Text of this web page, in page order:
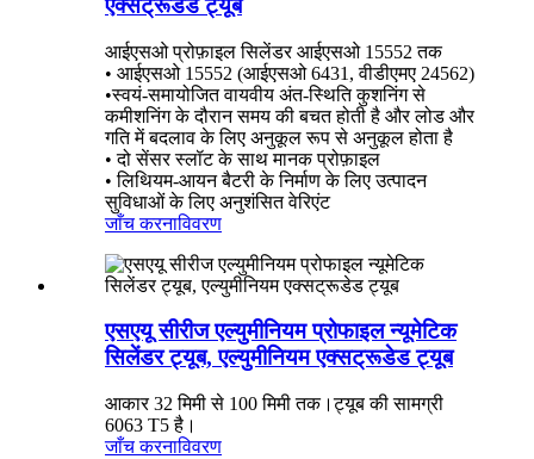
एक्सट्रूडेड ट्यूब
आईएसओ प्रोफ़ाइल सिलेंडर आईएसओ 15552 तक
• आईएसओ 15552 (आईएसओ 6431, वीडीएमए 24562)
•स्वयं-समायोजित वायवीय अंत-स्थिति कुशनिंग से
कमीशनिंग के दौरान समय की बचत होती है और लोड और
गति में बदलाव के लिए अनुकूल रूप से अनुकूल होता है
• दो सेंसर स्लॉट के साथ मानक प्रोफ़ाइल
• लिथियम-आयन बैटरी के निर्माण के लिए उत्पादन
सुविधाओं के लिए अनुशंसित वेरिएंट
जाँच करनाविवरण
एसएयू सीरीज एल्युमीनियम प्रोफाइल न्यूमेटिक
सिलेंडर ट्यूब, एल्युमीनियम एक्सट्रूडेड ट्यूब
आकार 32 मिमी से 100 मिमी तक।ट्यूब की सामग्री
6063 T5 है।
जाँच करनाविवरण